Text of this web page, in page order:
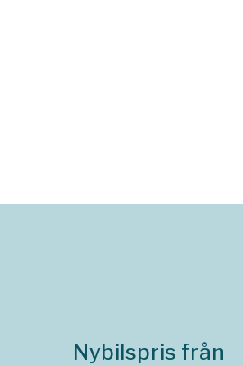
Nybilspris från